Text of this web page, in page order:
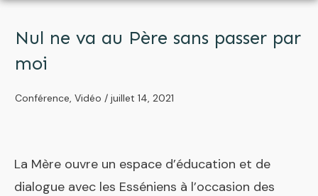
Nul ne va au Père sans passer par
moi
Conférence, Vidéo / juillet 14, 2021
La Mère ouvre un espace d’éducation et de
dialogue avec les Esséniens à l’occasion des